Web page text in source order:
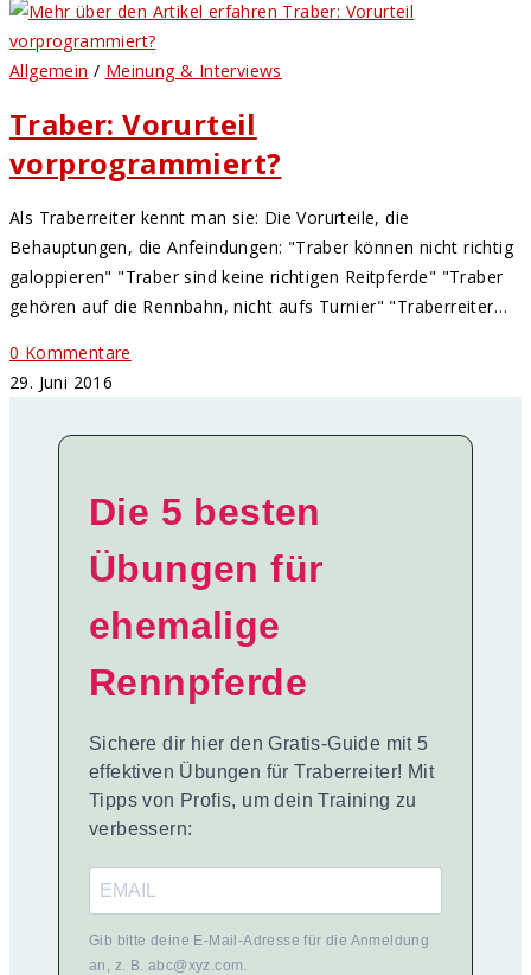
Allgemein / Meinung & Interviews
Traber: Vorurteil
vorprogrammiert?
Als Traberreiter kennt man sie: Die Vorurteile, die
Behauptungen, die Anfeindungen: "Traber können nicht richtig
galoppieren" "Traber sind keine richtigen Reitpferde" "Traber
gehören auf die Rennbahn, nicht aufs Turnier" "Traberreiter…
0 Kommentare
29. Juni 2016
Die 5 besten
Übungen für
ehemalige
Rennpferde
Sichere dir hier den Gratis-Guide mit 5
effektiven Übungen für Traberreiter! Mit
Tipps von Profis, um dein Training zu
verbessern:
Gib bitte deine E-Mail-Adresse für die Anmeldung
an, z. B. abc@xyz.com.